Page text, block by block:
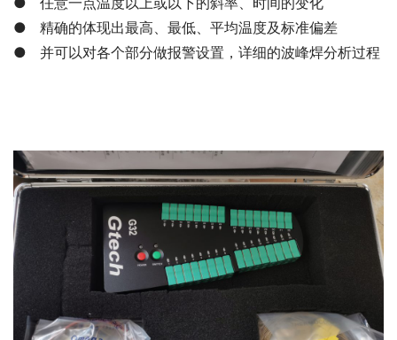
●   精确的体现出最高、最低、平均温度及标准偏差
●   并可以对各个部分做报警设置，详细的波峰焊分析过程